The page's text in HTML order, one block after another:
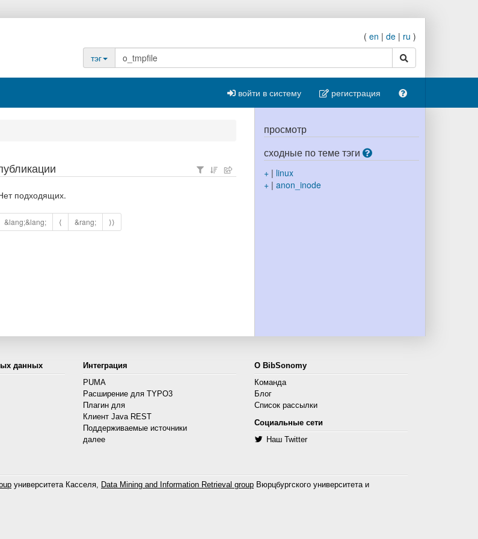
( en | de | ru )
тэг
поиск
войти в систему регистрация
подходящих.
&lang;&lang; ⟨ &rang; ⟩⟩
просмотр
сходные по теме тэги
+| linux
+| anon_inode
данных
Интеграция
PUMA
Расширение для TYPO3
Плагин для
Клиент Java REST
Поддерживаемые источники
далее
О BibSonomy
Команда
Блог
Список рассылки
Социальные сети
Наш Twitter
университета Касселя, Data Mining and Information Retrieval group Вюрцбургского университета и